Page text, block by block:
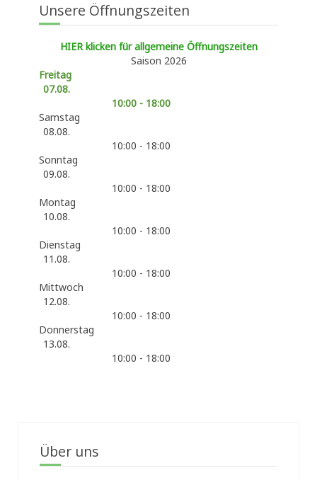
Unsere Öffnungszeiten
HIER klicken für allgemeine Öffnungszeiten
Saison 2026
Freitag
07.08.
10:00 - 18:00
Samstag
08.08.
10:00 - 18:00
Sonntag
09.08.
10:00 - 18:00
Montag
10.08.
10:00 - 18:00
Dienstag
11.08.
10:00 - 18:00
Mittwoch
12.08.
10:00 - 18:00
Donnerstag
13.08.
10:00 - 18:00
Über uns